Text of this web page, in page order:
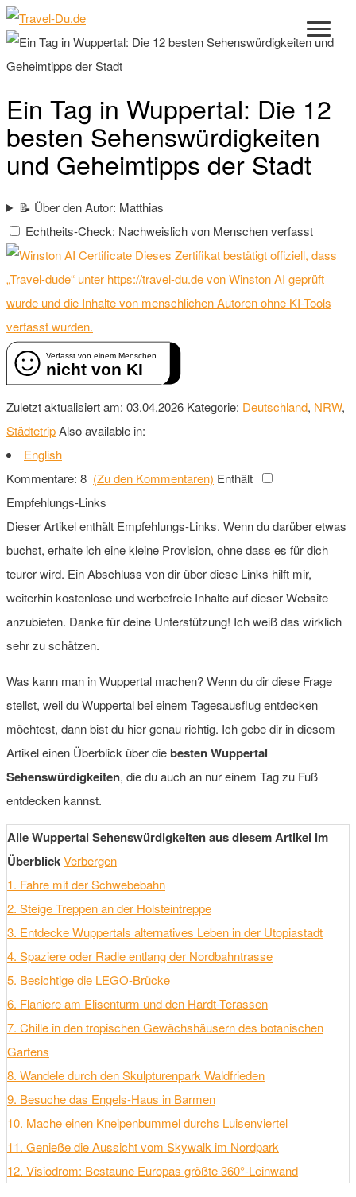
Ein Tag in Wuppertal: Die 12
besten Sehenswürdigkeiten
und Geheimtipps der Stadt
📝 Über den Autor: Matthias
Echtheits-Check: Nachweislich von Menschen verfasst
Dieses Zertifikat bestätigt offiziell, dass
„Travel-dude“ unter https://travel-du.de von Winston AI geprüft
wurde und die Inhalte von menschlichen Autoren ohne KI-Tools
verfasst wurden.
Verfasst von einem Menschen
nicht von KI
Zuletzt aktualisiert am: 03.04.2026 Kategorie: Deutschland, NRW,
StädtetripAlso available in:
English
Kommentare: 8 (Zu den Kommentaren) Enthält
Empfehlungs-Links
Dieser Artikel enthält Empfehlungs-Links. Wenn du darüber etwas
buchst, erhalte ich eine kleine Provision, ohne dass es für dich
teurer wird. Ein Abschluss von dir über diese Links hilft mir,
weiterhin kostenlose und werbefreie Inhalte auf dieser Website
anzubieten. Danke für deine Unterstützung! Ich weiß das wirklich
sehr zu schätzen.
Was kann man in Wuppertal machen? Wenn du dir diese Frage
stellst, weil du Wuppertal bei einem Tagesausflug entdecken
möchtest, dann bist du hier genau richtig. Ich gebe dir in diesem
Artikel einen Überblick über diebesten Wuppertal
Sehenswürdigkeiten, die du auch an nur einem Tag zu Fuß
entdecken kannst.
Alle Wuppertal Sehenswürdigkeiten aus diesem Artikel im
ÜberblickVerbergen
1. Fahre mit der Schwebebahn
2. Steige Treppen an der Holsteintreppe
3. Entdecke Wuppertals alternatives Leben in der Utopiastadt
4. Spaziere oder Radle entlang der Nordbahntrasse
5. Besichtige die LEGO-Brücke
6. Flaniere am Elisenturm und den Hardt-Terassen
7. Chille in den tropischen Gewächshäusern des botanischen
Gartens
8. Wandele durch den Skulpturenpark Waldfrieden
9. Besuche das Engels-Haus in Barmen
10. Mache einen Kneipenbummel durchs Luisenviertel
11. Genieße die Aussicht vom Skywalk im Nordpark
12. Visiodrom: Bestaune Europas größte 360°-Leinwand